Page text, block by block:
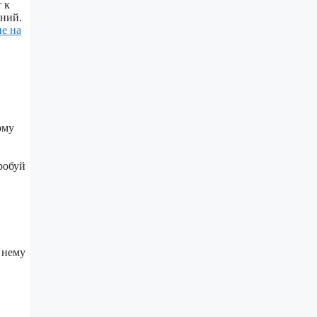
к
на
нему